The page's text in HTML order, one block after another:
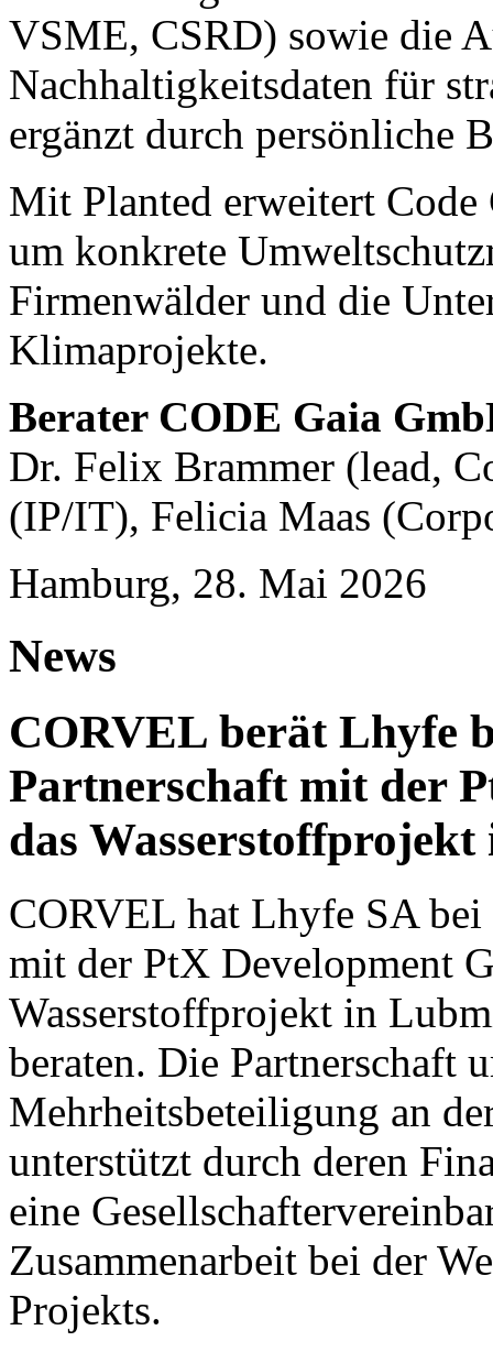
VSME, CSRD) sowie die
Nachhaltigkeitsdaten für
ergänzt durch persönliche
Mit Planted erweitert
um konkrete
Firmenwälder und die
Klimaprojekte.
Berater CODE Gaia
Dr. Felix Brammer (lead,
(IP/IT), Felicia Maas
Hamburg, 28. Mai 2026
News
CORVEL berät Lhyfe
Partnerschaft mit der
das
CORVEL hat Lhyfe SA bei
mit der PtX Development
Wasserstoffprojekt in
beraten. Die Partnerschaft
Mehrheitsbeteiligung an
unterstützt durch deren
eine
Zusammenarbeit bei der
Projekts.